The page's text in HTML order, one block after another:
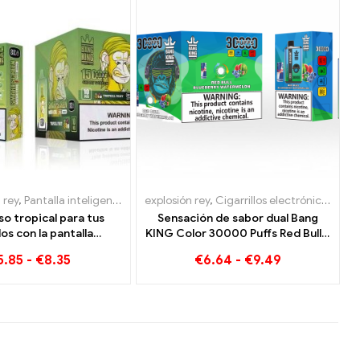
Países Bajos Cigarrillos electrónicos desechables
Lituania, Cigarrillos electrónicos desechables Luxemburgo,
,Cigarrillos electrónicos desechables Luxemburgo,Cigarrillos
rey, Pantalla inteligente Bang King 15000 Soplo ,Cigarrillos
tropical para tus
con la pantalla
15000 Soplo
- €8.35
explosión rey, Cigarrillos electrónicos desechables
Sensación de sabor dual Bang
KING Color 30000 Puffs Red Bull y
electrónico desechable Puffs
€6.64 - €9.49